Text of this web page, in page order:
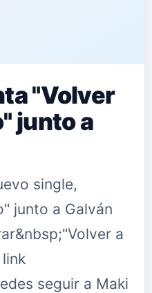
"Volver
junto a
single,
junto a Galván
a
seguir a Maki